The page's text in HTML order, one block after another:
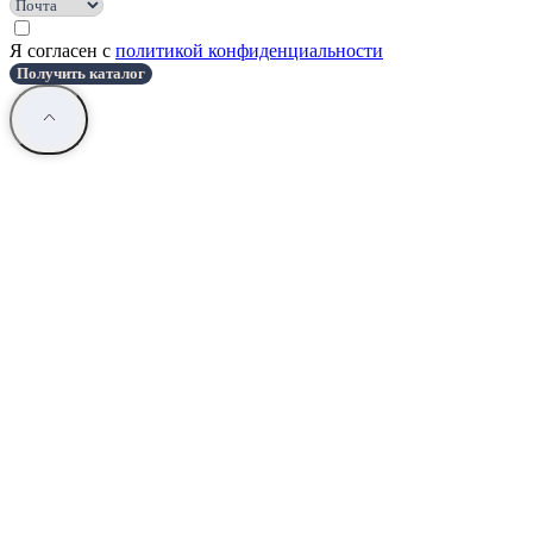
Я согласен с политикой конфиденциальности
Получить каталог